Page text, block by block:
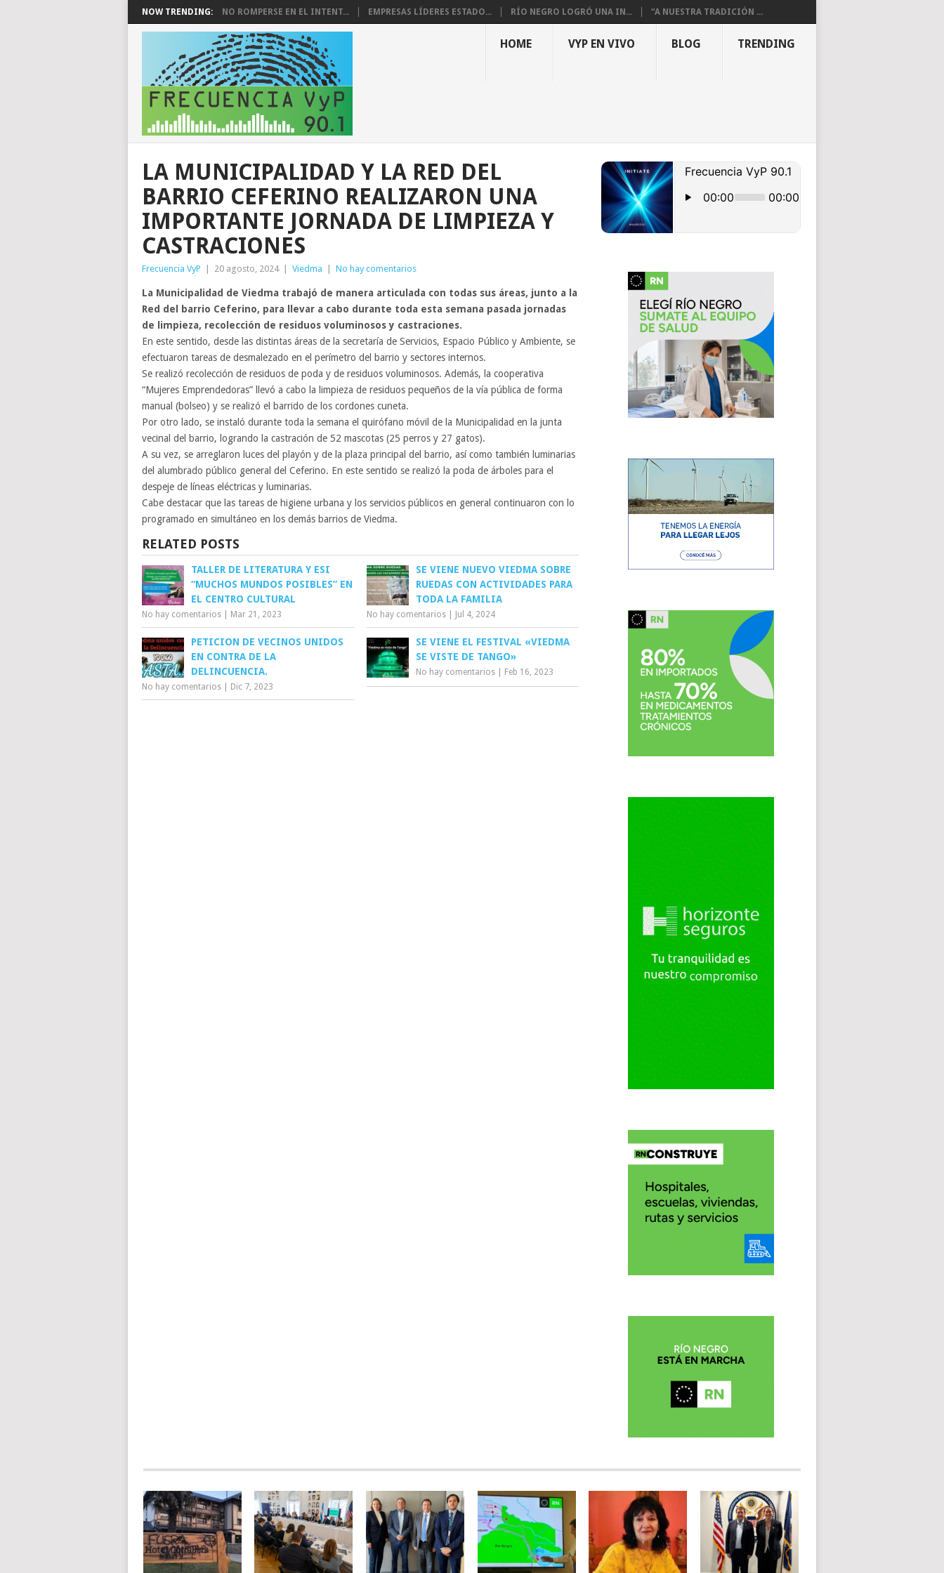
NOW TRENDING: NO ROMPERSE EN EL INTENT... EMPRESAS LÍDERES ESTADO... RÍO NEGRO LOGRÓ UNA IN... “A NUESTRA TRADICIÓN ...
HOME VYP EN VIVO BLOG TRENDING
LA MUNICIPALIDAD Y LA RED DEL
BARRIO CEFERINO REALIZARON UNA
IMPORTANTE JORNADA DE LIMPIEZA Y
CASTRACIONES
Frecuencia VyP 20 agosto, 2024 Viedma No hay comentarios
La Municipalidad de Viedma trabajó de manera articulada con todas sus áreas, junto a la
Red del barrio Ceferino, para llevar a cabo durante toda esta semana pasada jornadas
de limpieza, recolección de residuos voluminosos y castraciones.
En este sentido, desde las distintas áreas de la secretaría de Servicios, Espacio Público y Ambiente, se
efectuaron tareas de desmalezado en el perímetro del barrio y sectores internos.
Se realizó recolección de residuos de poda y de residuos voluminosos. Además, la cooperativa
“Mujeres Emprendedoras” llevó a cabo la limpieza de residuos pequeños de la vía pública de forma
manual (bolseo) y se realizó el barrido de los cordones cuneta.
Por otro lado, se instaló durante toda la semana el quirófano móvil de la Municipalidad en la junta
vecinal del barrio, logrando la castración de 52 mascotas (25 perros y 27 gatos).
A su vez, se arreglaron luces del playón y de la plaza principal del barrio, así como también luminarias
del alumbrado público general del Ceferino. En este sentido se realizó la poda de árboles para el
despeje de líneas eléctricas y luminarias.
Cabe destacar que las tareas de higiene urbana y los servicios públicos en general continuaron con lo
programado en simultáneo en los demás barrios de Viedma.
RELATED POSTS
TALLER DE LITERATURA Y ESI
“MUCHOS MUNDOS POSIBLES” EN
EL CENTRO CULTURAL
No hay comentarios Mar 21, 2023
SE VIENE NUEVO VIEDMA SOBRE
RUEDAS CON ACTIVIDADES PARA
TODA LA FAMILIA
No hay comentarios Jul 4, 2024
PETICION DE VECINOS UNIDOS
EN CONTRA DE LA
DELINCUENCIA.
No hay comentarios Dic 7, 2023
SE VIENE EL FESTIVAL «VIEDMA
SE VISTE DE TANGO»
No hay comentarios Feb 16, 2023